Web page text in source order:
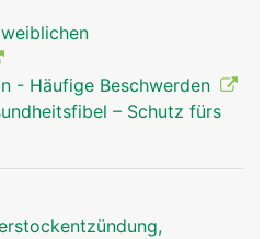
zählen beim
Samenblasen,
und bei der Frau die
Eileiter und
Brüste zählen zu
Die Geschlechtsorgane
und
zur Befriedigung der
dient der Penis auch
- Häufige Beschwerden
– Schutz fürs